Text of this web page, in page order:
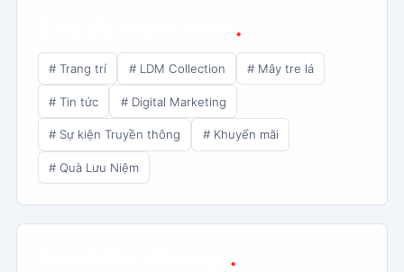
.
# Trang trí # LDM Collection # Mây tre lá
# Tin tức # Digital Marketing
# Sự kiện Truyền thông # Khuyến mãi
# Quà Lưu Niệm
.